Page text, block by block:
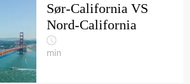
Sør-California VS
Nord-California
min